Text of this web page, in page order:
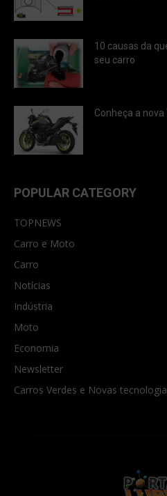
10 causas da
seu carro
Conheça a
POPULAR CATEGORY
TOPNEWS
Carro e Moto
Carro
Notícias
Indústria
Moto
Economia
Newsletter
Carros Verdes e Novas